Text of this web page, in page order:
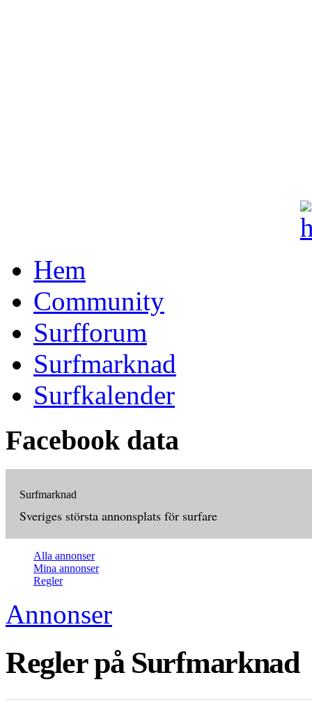
Hem
Community
Surfforum
Surfmarknad
Surfkalender
Facebook data
Surfmarknad
Sveriges största annonsplats för surfare
Alla annonser
Mina annonser
Regler
Annonser
Regler på Surfmarknad